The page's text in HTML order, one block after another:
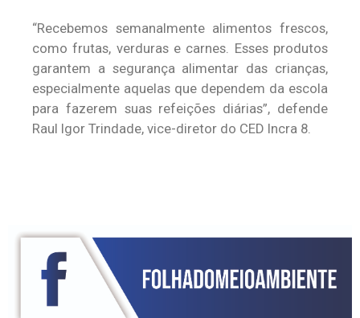
“Recebemos semanalmente alimentos frescos,
como frutas, verduras e carnes. Esses produtos
garantem a segurança alimentar das crianças,
especialmente aquelas que dependem da escola
para fazerem suas refeições diárias”, defende
Raul Igor Trindade, vice-diretor do CED Incra 8.